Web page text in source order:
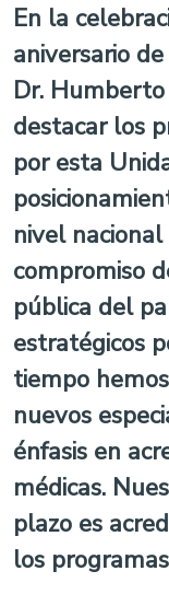
En la
aniversario
Dr.
destacar los
por esta
nivel
compromiso
pública del
estratégicos
tiempo
nuevos
énfasis en
médicas.
plazo es
los